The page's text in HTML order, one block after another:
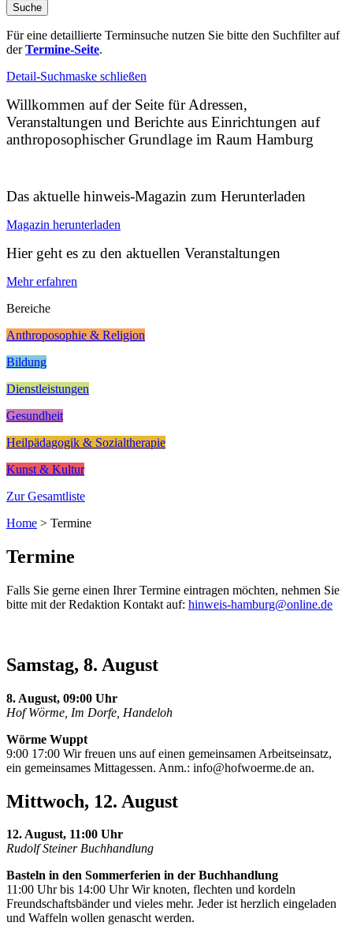
Für eine detaillierte Terminsuche nutzen Sie bitte den Suchfilter auf
derTermine-Seite.
Detail-Suchmaske schließen
Willkommen auf der Seite für Adressen,
Veranstaltungen und Berichte aus Einrichtungen auf
anthroposophischer Grundlage im Raum Hamburg
Das aktuelle hinweis-Magazin zum Herunterladen
Magazin herunterladen
Hier geht es zu den aktuellen Veranstaltungen
Mehr erfahren
Bereiche
Anthroposophie & Religion
Bildung
Dienstleistungen
Gesundheit
Heilpädagogik & Sozialtherapie
Kunst & Kultur
Zur Gesamtliste
Home > Termine
Termine
Falls Sie gerne einen Ihrer Termine eintragen möchten, nehmen Sie
bitte mit der Redaktion Kontakt auf: hinweis-hamburg@online.de
Samstag, 8. August
8. August, 09:00 Uhr
Hof Wörme, Im Dorfe, Handeloh
Wörme Wuppt
9:00 17:00 Wir freuen uns auf einen gemeinsamen Arbeitseinsatz,
ein gemeinsames Mittagessen. Anm.: info@hofwoerme.de an.
Mittwoch, 12. August
12. August, 11:00 Uhr
Rudolf Steiner Buchhandlung
Basteln in den Sommerferien in der Buchhandlung
11:00 Uhr bis 14:00 Uhr Wir knoten, flechten und kordeln
Freundschaftsbänder und vieles mehr. Jeder ist herzlich eingeladen
und Waffeln wollen genascht werden.